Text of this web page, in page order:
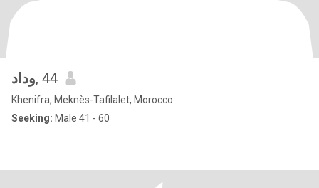
وداد, 44
Khenifra, Meknès-Tafilalet, Morocco
Seeking: Male 41 - 60